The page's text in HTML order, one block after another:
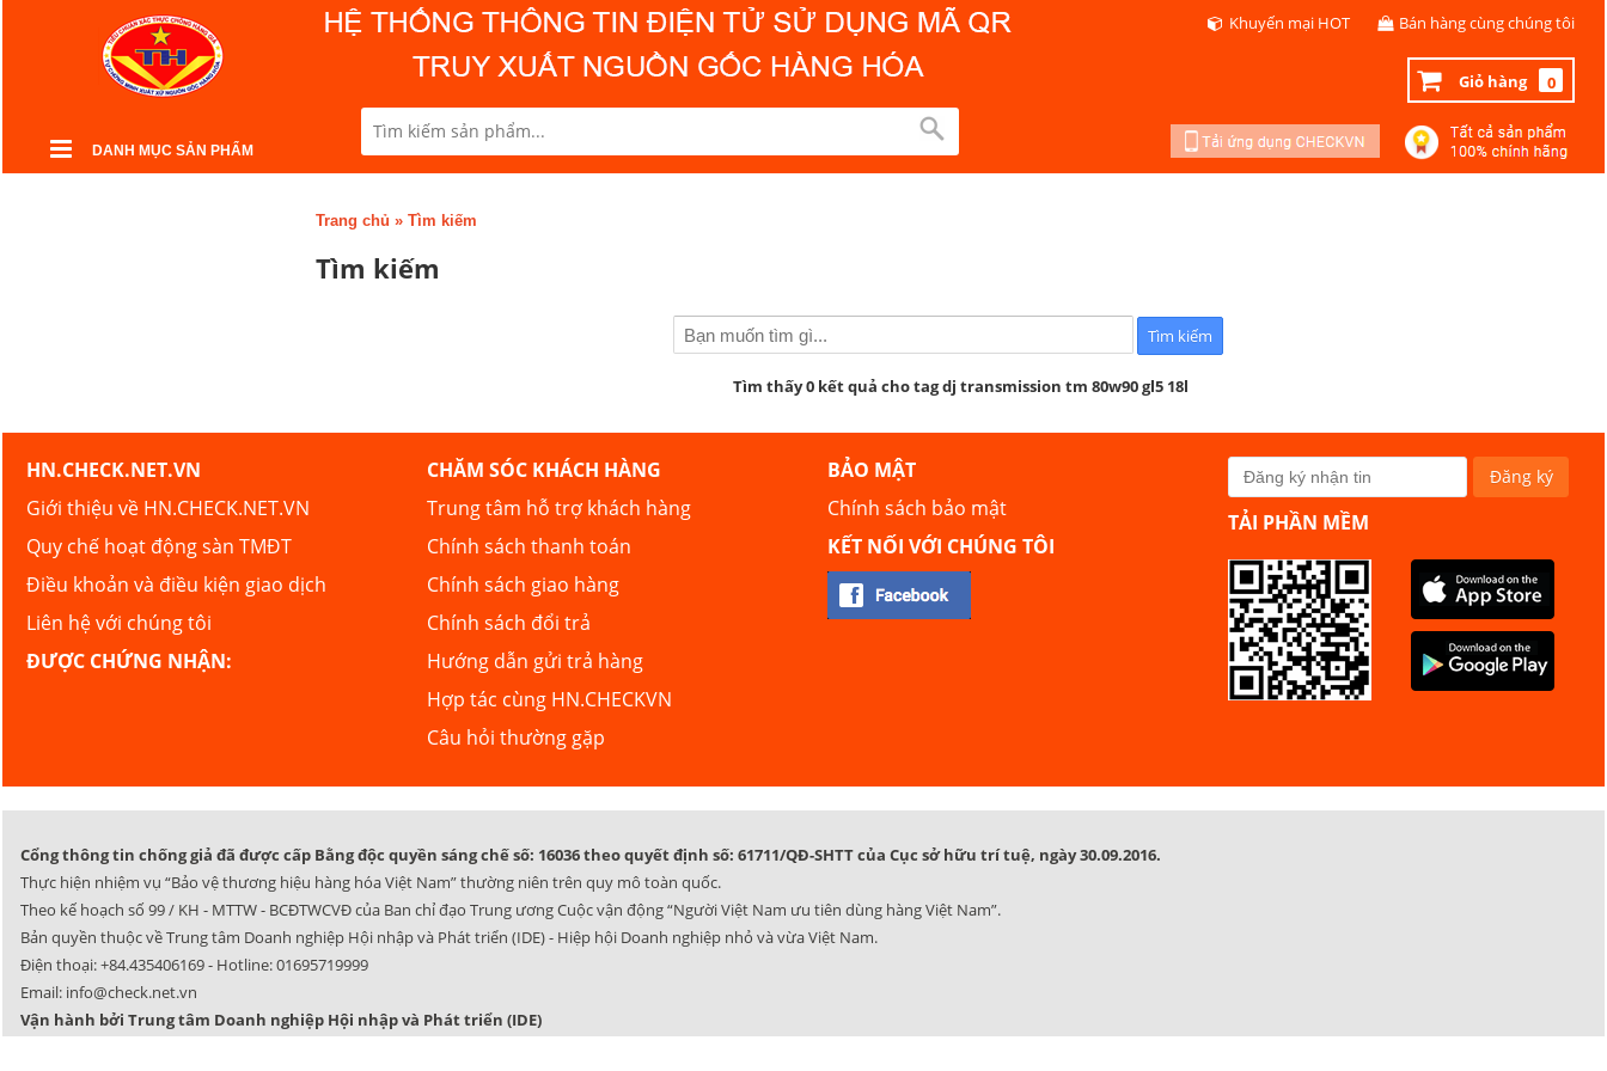
DANH MỤC SẢN PHẨM
Khuyến mại HOT Bán hàng cùng chúng tôi
Giỏ hàng 0
Trang chủ » Tìm kiếm
Tìm kiếm
Tìm thấy 0 kết quả cho tag dj transmission tm 80w90 gl5 18l
HN.CHECK.NET.VN
Giới thiệu về HN.CHECK.NET.VN
Quy chế hoạt động sàn TMĐT
Điều khoản và điều kiện giao dịch
Liên hệ với chúng tôi
ĐƯỢC CHỨNG NHẬN:
CHĂM SÓC KHÁCH HÀNG
Trung tâm hỗ trợ khách hàng
Chính sách thanh toán
Chính sách giao hàng
Chính sách đổi trả
Hướng dẫn gửi trả hàng
Hợp tác cùng HN.CHECKVN
Câu hỏi thường gặp
BẢO MẬT
Chính sách bảo mật
KẾT NỐI VỚI CHÚNG TÔI
TẢI PHẦN MỀM
Cổng thông tin chống giả đã được cấp Bằng độc quyền sáng chế số: 16036 theo quyết định số: 61711/QĐ-SHTT của Cục sở hữu trí tuệ, ngày 30.09.2016.
Thực hiện nhiệm vụ “Bảo vệ thương hiệu hàng hóa Việt Nam” thường niên trên quy mô toàn quốc.
Theo kế hoạch số 99 / KH - MTTW - BCĐTWCVĐ của Ban chỉ đạo Trung ương Cuộc vận động “Người Việt Nam ưu tiên dùng hàng Việt Nam”.
Bản quyền thuộc về Trung tâm Doanh nghiệp Hội nhập và Phát triển (IDE) - Hiệp hội Doanh nghiệp nhỏ và vừa Việt Nam.
Điện thoại:+84.435406169- Hotline:01695719999
Email: info@check.net.vn
Vận hành bởi Trung tâm Doanh nghiệp Hội nhập và Phát triển (IDE)